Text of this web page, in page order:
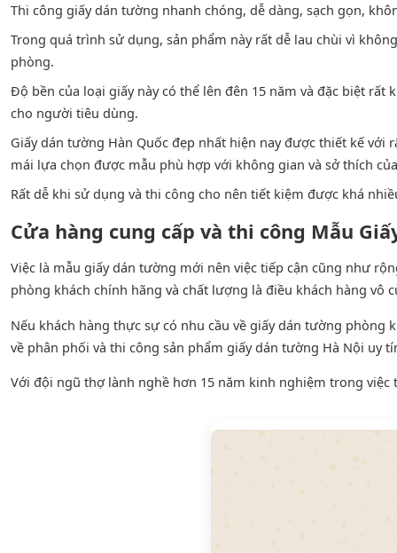
Thi công giấy dán tường nhanh chóng, dễ dàng, sạch gọn,
Trong quá trình sử dụng, sản phẩm này rất dễ lau chùi vì
phòng.
Độ bền của loại giấy này có thể lên đên 15 năm và đặc biệt
cho người tiêu dùng.
Giấy dán tường Hàn Quốc đẹp nhất hiện nay được thiết kế với
mái lựa chọn được mẫu phù hợp với không gian và sở thích
Rất dễ khi sử dụng và thi công cho nên tiết kiệm được khá
Cửa hàng cung cấp và thi công Mẫu
Việc là mẫu giấy dán tường mới nên việc tiếp cận cũng như
phòng khách chính hãng và chất lượng là điều khách hàng vô
Nếu khách hàng thực sự có nhu cầu về giấy dán tường phòng
về phân phối và thi công sản phẩm giấy dán tường Hà Nội uy
Với đội ngũ thợ lành nghề hơn 15 năm kinh nghiệm trong